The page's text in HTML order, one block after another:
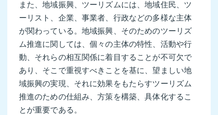
また、地域振興、ツーリズムには、地域住民、ツ
ーリスト、企業、事業者、行政などの多様な主体
が関わっている。地域振興、そのためのツーリズ
ム推進に関しては、個々の主体の特性、活動や行
動、それらの相互関係に着目することが不可欠で
あり、そこで重視すべきことを基に、望ましい地
域振興の実現、それに効果をもたらすツーリズム
推進のための仕組み、方策を構築、具体化するこ
とが重要である。